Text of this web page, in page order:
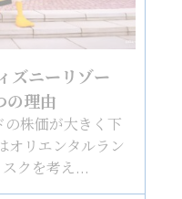
ズニーリゾー
の理由
株価が大きく下
オリエンタルラン
クを考え...